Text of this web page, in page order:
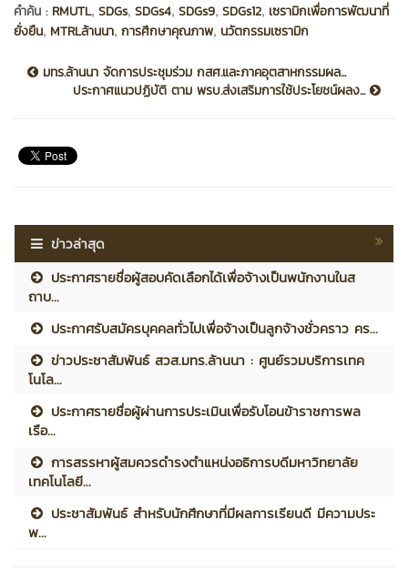
คำค้น : RMUTL, SDGs, SDGs4, SDGs9, SDGs12, เซรามิกเพื่อการพัฒนาที่
ยั่งยืน, MTRLล้านนา, การศึกษาคุณภาพ, นวัตกรรมเซรามิก
มทร.ล้านนา จัดการประชุมร่วม กสศ.และภาคอุตสาหกรรมผล...
ประกาศแนวปฏิบัติ ตาม พรบ.ส่งเสริมการใช้ประโยชน์ผลง...
ข่าวล่าสุด
ประกาศรายชื่อผู้สอบคัดเลือกได้เพื่อจ้างเป็นพนักงานในส
ถาบ...
ประกาศรับสมัครบุคคลทั่วไปเพื่อจ้างเป็นลูกจ้างชั่วคราว คร...
ข่าวประชาสัมพันธ์ สวส.มทร.ล้านนา : ศูนย์รวมบริการเทค
โนโล...
ประกาศรายชื่อผู้ผ่านการประเมินเพื่อรับโอนข้าราชการพล
เรือ...
การสรรหาผู้สมควรดำรงตำแหน่งอธิการบดีมหาวิทยาลัย
เทคโนโลยี...
ประชาสัมพันธ์ สำหรับนักศึกษาที่มีผลการเรียนดี มีความประ
พ...